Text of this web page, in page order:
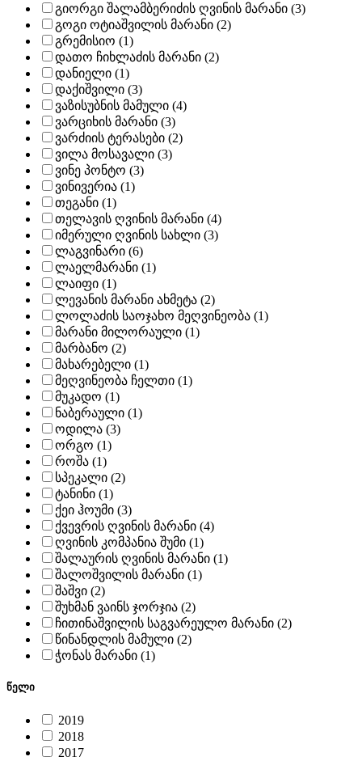
გიორგი შალამბერიძის ღვინის მარანი (3)
გოგი ოტიაშვილის მარანი (2)
გრემისიო (1)
დათო ჩიხლაძის მარანი (2)
დანიელი (1)
დაქიშვილი (3)
ვაზისუბნის მამული (4)
ვარციხის მარანი (3)
ვარძიის ტერასები (2)
ვილა მოსავალი (3)
ვინე პონტო (3)
ვინივერია (1)
თეგანი (1)
თელავის ღვინის მარანი (4)
იმერული ღვინის სახლი (3)
ლაგვინარი (6)
ლაელმარანი (1)
ლაიფი (1)
ლევანის მარანი ახმეტა (2)
ლოლაძის საოჯახო მეღვინეობა (1)
მარანი მილორაული (1)
მარბანო (2)
მახარებელი (1)
მეღვინეობა ჩელთი (1)
მუკადო (1)
ნაბერაული (1)
ოდილა (3)
ორგო (1)
როშა (1)
სპეკალი (2)
ტანინი (1)
ქეი ჰოუმი (3)
ქვევრის ღვინის მარანი (4)
ღვინის კომპანია შუმი (1)
შალაურის ღვინის მარანი (1)
შალოშვილის მარანი (1)
შაშვი (2)
შუხმან ვაინს ჯორჯია (2)
ჩითინაშვილის საგვარეულო მარანი (2)
წინანდლის მამული (2)
ჭონას მარანი (1)
წელი
2019
2018
2017